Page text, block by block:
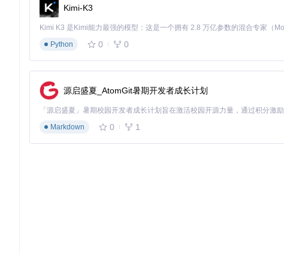
软件中实现上电后100ms延迟初始化外设
2.3 PSRAM引脚占用冲突
解决方案：
// 检查PSRAM是否存在并正确配置
if(psram_init()){
  ESP_LOGI(TAG,
"PSRAM initialized" );
// 避免使用GPIO35-37
  gpio_set_direction(GPIO_NUM_35, GPIO_MODE_DISABLE);
Kimi-K3
Python
0 0
源启盛夏_AtomGit暑期开发者成长计划
Markdown
0 1